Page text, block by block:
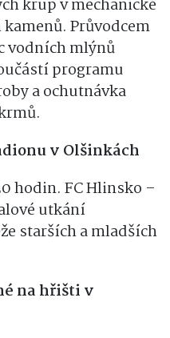
krup v mechanické
Průvodcem
vodních mlýnů
programu
a ochutnávka
v Olšinkách
hodin. FC Hlinsko –
utkání
starších a mladších
na hřišti v